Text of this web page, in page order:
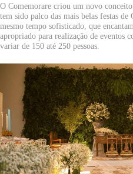
O Comemorare criou um novo
tem sido palco das mais belas festas
mesmo tempo sofisticado, que
apropriado para realização de eventos
variar de 150 até 250 pessoas.